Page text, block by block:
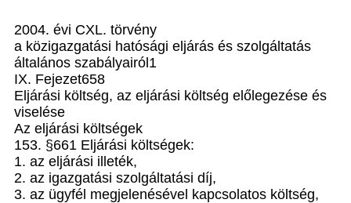
2004. évi CXL. törvény
a közigazgatási hatósági eljárás és szolgáltatás
általános szabályairól1
IX. Fejezet658
Eljárási költség, az eljárási költség előlegezése és
viselése
Az eljárási költségek
153. §661 Eljárási költségek:
1. az eljárási illeték,
2. az igazgatási szolgáltatási díj,
3. az ügyfél megjelenésével kapcsolatos költség,